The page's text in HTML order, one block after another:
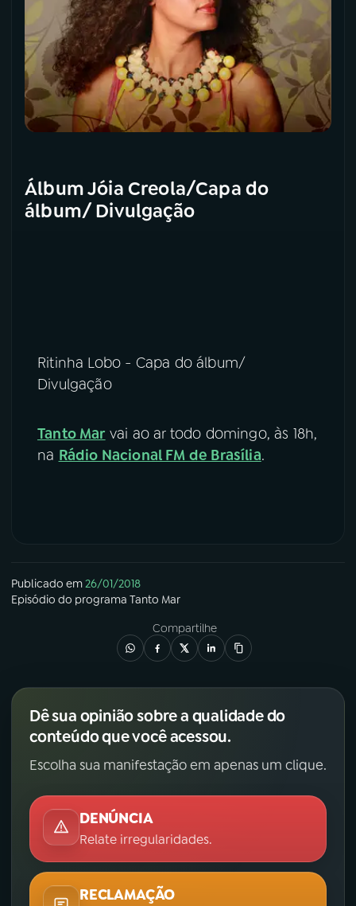
Álbum Jóia Creola/Capa do
álbum/ Divulgação
Ritinha Lobo - Capa do álbum/
Divulgação
Tanto Mar vai ao ar todo domingo, às 18h,
na Rádio Nacional FM de Brasília.
Publicado em26/01/2018
Episódio do programa Tanto Mar
Compartilhe
Dê sua opinião sobre a qualidade do
conteúdo que você acessou.
Escolha sua manifestação em apenas um clique.
DENÚNCIA
Relate irregularidades.
RECLAMAÇÃO